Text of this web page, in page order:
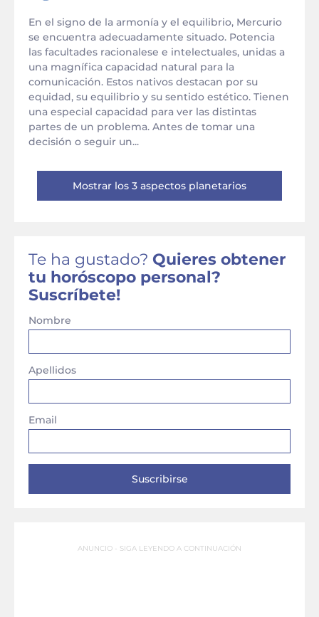
En el signo de la armonía y el equilibrio, Mercurio
se encuentra adecuadamente situado. Potencia
las facultades racionalese e intelectuales, unidas a
una magnífica capacidad natural para la
comunicación. Estos nativos destacan por su
equidad, su equilibrio y su sentido estético. Tienen
una especial capacidad para ver las distintas
partes de un problema. Antes de tomar una
decisión o seguir un...
Mostrar los 3 aspectos planetarios
Te ha gustado? Quieres obtener
tu horóscopo personal?
Suscríbete!
Nombre
Apellidos
Email
ANUNCIO - SIGA LEYENDO A CONTINUACIÓN